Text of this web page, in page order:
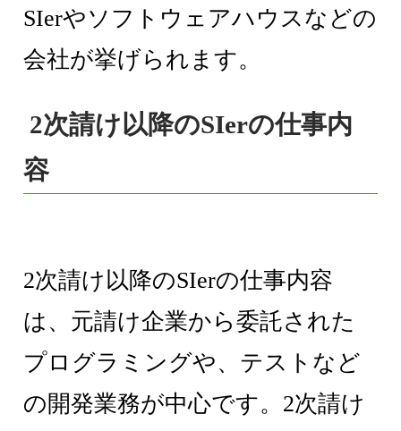
SIerやソフトウェアハウスなどの
会社が挙げられます。
2次請け以降のSIerの仕事内
容
2次請け以降のSIerの仕事内容
は、元請け企業から委託された
プログラミングや、テストなど
の開発業務が中心です。2次請け